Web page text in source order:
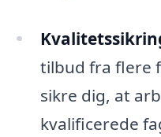
tilbud fra flere
sikre dig, at
kvalificerede